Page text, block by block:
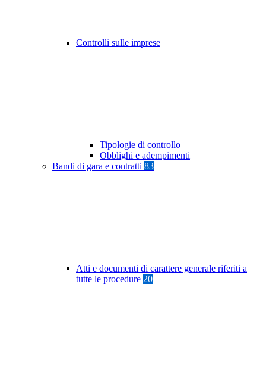
Controlli sulle imprese
Tipologie di controllo
Obblighi e adempimenti
Bandi di gara e contratti 83
Atti e documenti di carattere generale riferiti a
tutte le procedure 20